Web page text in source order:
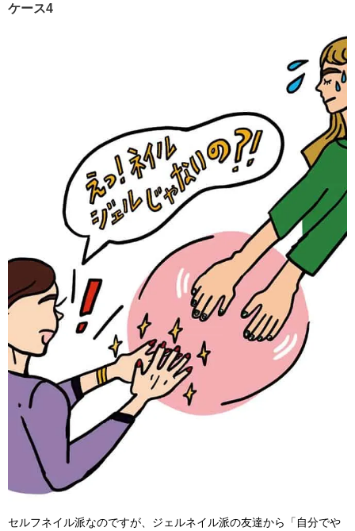
ケース4
セルフネイル派なのですが、ジェルネイル派の友達から「自分でや